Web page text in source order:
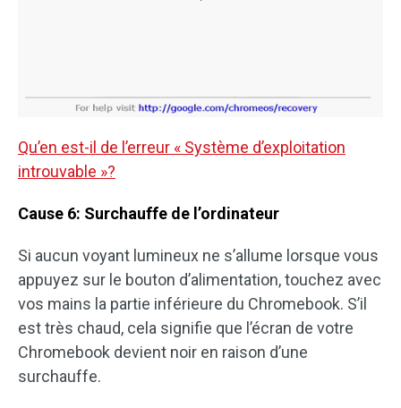
Qu’en est-il de l’erreur « Système d’exploitation
introuvable »?
Cause 6: Surchauffe de l’ordinateur
Si aucun voyant lumineux ne s’allume lorsque vous
appuyez sur le bouton d’alimentation, touchez avec
vos mains la partie inférieure du Chromebook. S’il
est très chaud, cela signifie que l’écran de votre
Chromebook devient noir en raison d’une
surchauffe.